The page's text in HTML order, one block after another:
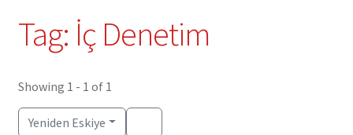
Tag: İç Denetim
Showing 1 - 1 of 1
Yeniden Eskiye